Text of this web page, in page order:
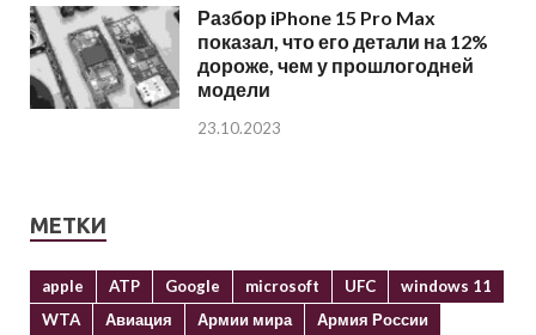
Разбор iPhone 15 Pro Max
показал, что его детали на 12%
дороже, чем у прошлогодней
модели
23.10.2023
МЕТКИ
apple ATP Google microsoft UFC
windows 11
WTA
Авиация Армии мира
Армия России